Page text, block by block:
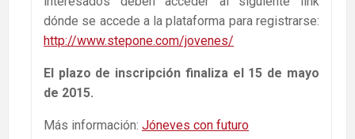
dónde se accede a la plataforma para registrarse:
http://www.stepone.com/jovenes/
El plazo de inscripción finaliza el 15 de mayo
de 2015.
Más información: Jóneves con futuro